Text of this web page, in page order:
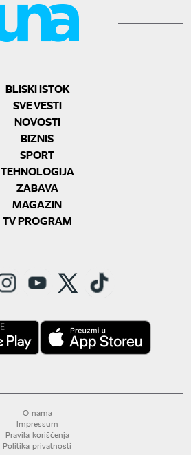
BLISKI ISTOK
SVE VESTI
NOVOSTI
BIZNIS
SPORT
TEHNOLOGIJA
ZABAVA
MAGAZIN
TV PROGRAM
O nama
Impressum
Pravila korišćenja
Politika privatnosti